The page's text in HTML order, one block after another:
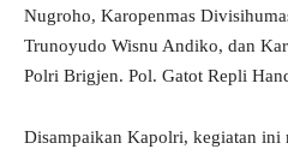
Nugroho, Karopenmas
Trunoyudo Wisnu Andiko, dan
Polri Brigjen. Pol. Gatot Repli
Disampaikan Kapolri, kegiatan ini